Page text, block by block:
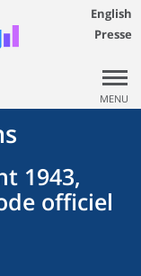
English
Presse
MENU
1943,
officiel